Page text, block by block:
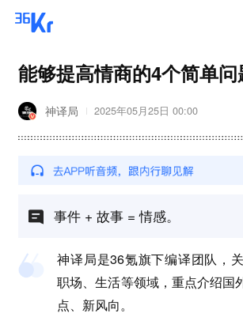
能够提高情商的4个简单问
神译局 2025年05月25日 00:00
事件 + 故事 = 情感。
神译局是36氪旗下编译团队，关
职场、生活等领域，重点介绍国
点、新风向。